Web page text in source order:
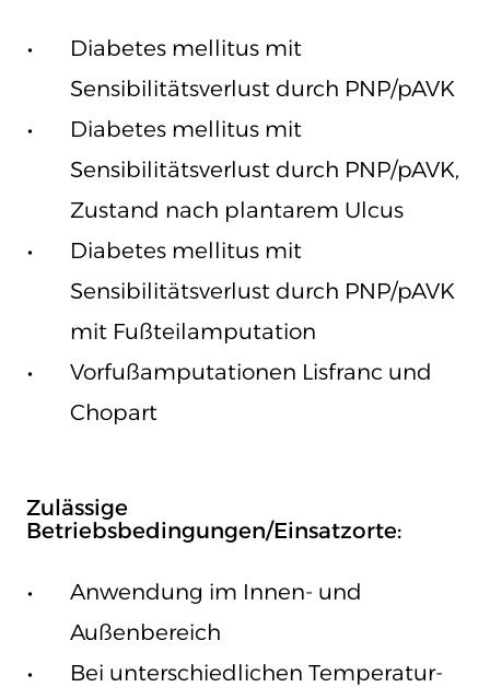
Diabetes mellitus mit
Sensibilitätsverlust durch PNP/pAVK
Diabetes mellitus mit
Sensibilitätsverlust durch PNP/pAVK,
Zustand nach plantarem Ulcus
Diabetes mellitus mit
Sensibilitätsverlust durch PNP/pAVK
mit Fußteilamputation
Vorfußamputationen Lisfranc und
Chopart
Zulässige
Betriebsbedingungen/Einsatzorte:
Anwendung im Innen- und
Außenbereich
Bei unterschiedlichen Temperatur-